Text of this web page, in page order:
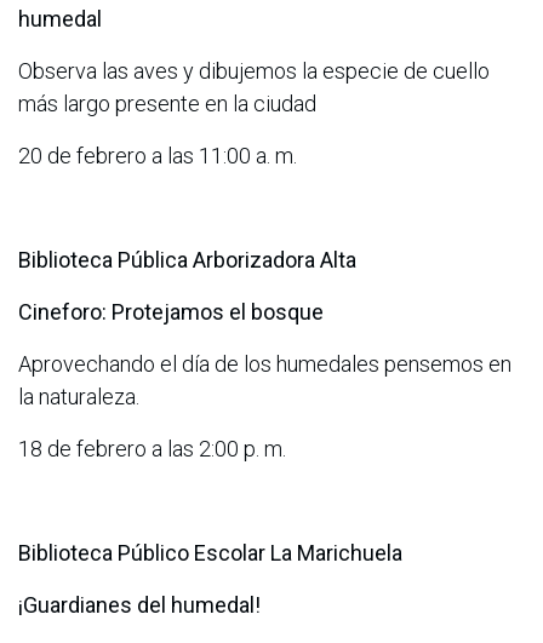
humedal
Observa las aves y dibujemos la especie de cuello
más largo presente en la ciudad
20 de febrero a las 11:00 a. m.
Biblioteca Pública Arborizadora Alta
Cineforo: Protejamos el bosque
Aprovechando el día de los humedales pensemos en
la naturaleza.
18 de febrero a las 2:00 p. m.
Biblioteca Público Escolar La Marichuela
¡Guardianes del humedal!